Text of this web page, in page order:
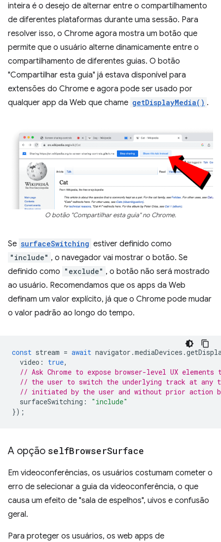
inteira é o desejo de alternar entre o compartilhamento
de diferentes plataformas durante uma sessão. Para
resolver isso, o Chrome agora mostra um botão que
permite que o usuário alterne dinamicamente entre o
compartilhamento de diferentes guias. O botão
"Compartilhar esta guia" já estava disponível para
extensões do Chrome e agora pode ser usado por
qualquer app da Web que chame getDisplayMedia() .
O botão "Compartilhar esta guia" no Chrome.
Se surfaceSwitching estiver definido como
"include" , o navegador vai mostrar o botão. Se
definido como "exclude" , o botão não será mostrado
ao usuário. Recomendamos que os apps da Web
definam um valor explícito, já que o Chrome pode mudar
o valor padrão ao longo do tempo.
const stream = await navigator .mediaDevices .
video : true,
// Ask Chrome to expose browser-level UX
// the user to switch the underlying track at any
// initiated by the user and without prior action
surfaceSwitching :
"include"
});
A opção selfBrowserSurface
Em videoconferências, os usuários costumam cometer o
erro de selecionar a guia da videoconferência, o que
causa um efeito de "sala de espelhos", uivos e confusão
geral.
Para proteger os usuários, os web apps de